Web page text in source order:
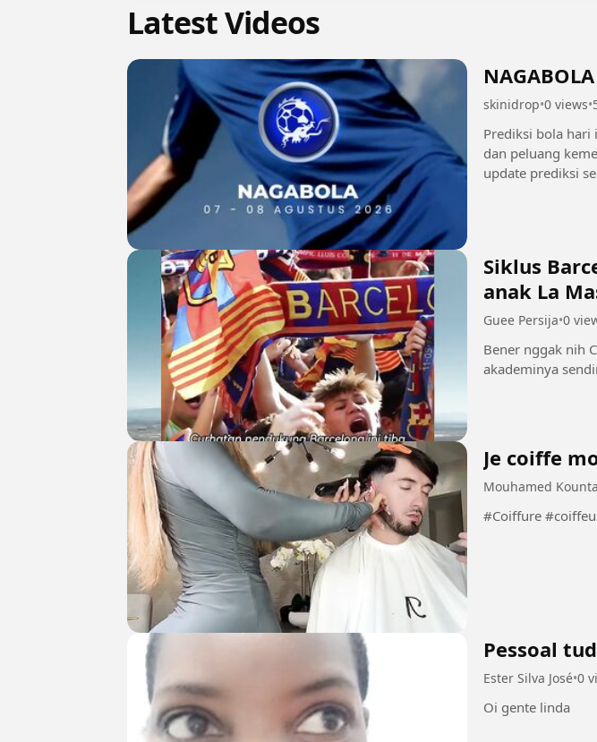
Latest Videos
skinidrop•0 views•
Prediksi bola
dan peluang kemenangan
Siklus
anak La
Guee Persija•0
Bener nggak nih
akademinya
Je coiffe
Mouhamed Kounta
#Coiffure
Pessoal
Ester Silva José•0
Oi gente linda